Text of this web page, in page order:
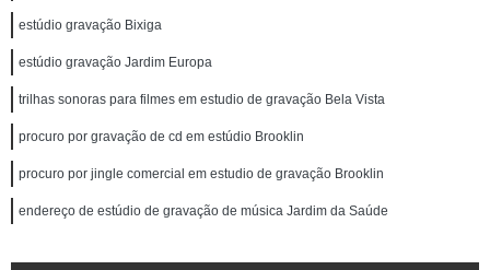
estúdio gravação Bixiga
estúdio gravação Jardim Europa
trilhas sonoras para filmes em estudio de gravação Bela Vista
procuro por gravação de cd em estúdio Brooklin
procuro por jingle comercial em estudio de gravação Brooklin
endereço de estúdio de gravação de música Jardim da Saúde